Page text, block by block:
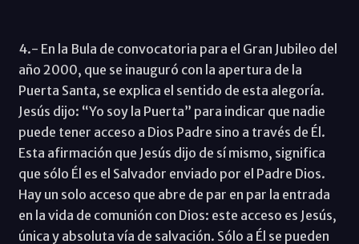
4.- En la Bula de convocatoria para el Gran Jubileo del
año 2000, que se inauguró con la apertura de la
Puerta Santa, se explica el sentido de esta alegoría.
Jesús dijo: “Yo soy la Puerta” para indicar que nadie
puede tener acceso a Dios Padre sino a través de Él.
Esta afirmación que Jesús dijo de sí mismo, significa
que sólo Él es el Salvador enviado por el Padre Dios.
Hay un solo acceso que abre de par en par la entrada
en la vida de comunión con Dios: este acceso es Jesús,
única y absoluta vía de salvación. Sólo a Él se pueden